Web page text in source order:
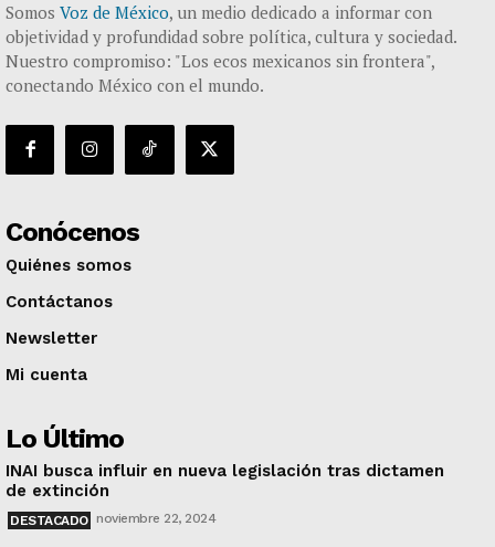
Somos Voz de México, un medio dedicado a informar con
objetividad y profundidad sobre política, cultura y sociedad.
Nuestro compromiso: "Los ecos mexicanos sin frontera",
conectando México con el mundo.
Conócenos
Quiénes somos
Contáctanos
Newsletter
Mi cuenta
Lo Último
INAI busca influir en nueva legislación tras dictamen
de extinción
DESTACADO noviembre 22, 2024